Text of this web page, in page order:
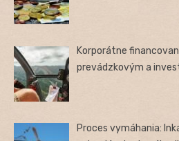
Korporátne
prevádzkovým a
Proces vymáhania: